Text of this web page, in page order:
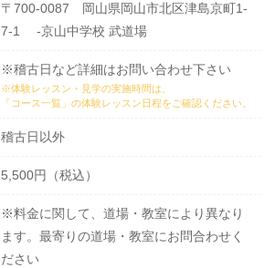
〒700-0087 岡山県岡山市北区津島京町1-
7-1 -京山中学校 武道場
※稽古日など詳細はお問い合わせ下さい
※体験レッスン・見学の実施時間は、
「コース一覧」の体験レッスン日程をご確認ください。
稽古日以外
5,500円（税込）
※料金に関して、道場・教室により異なり
ます。最寄りの道場・教室にお問合わせく
ださい